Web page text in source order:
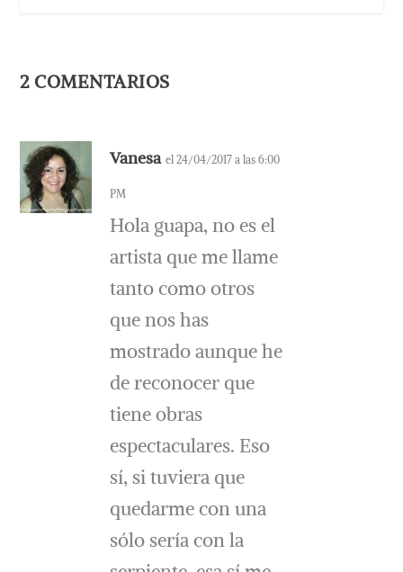
2 COMENTARIOS
Vanesa el 24/04/2017 a las 6:00
PM
Hola guapa, no es el
artista que me llame
tanto como otros
que nos has
mostrado aunque he
de reconocer que
tiene obras
espectaculares. Eso
sí, si tuviera que
quedarme con una
sólo sería con la